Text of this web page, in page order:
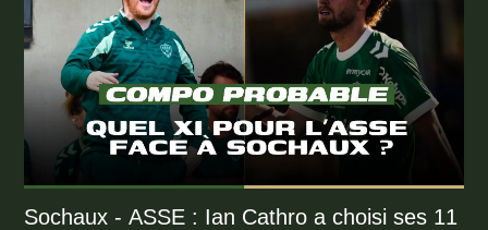
Sochaux - ASSE : Ian Cathro a choisi ses 11